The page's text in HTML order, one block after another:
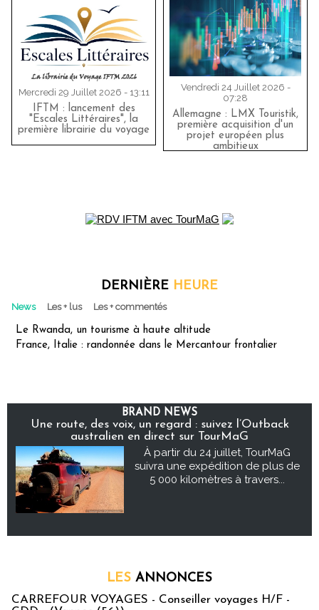
Mercredi 29 Juillet 2026 - 13:11
IFTM : lancement des
"Escales Littéraires", la
première librairie du voyage
Vendredi 24 Juillet 2026 -
07:28
Allemagne : LMX Touristik,
première acquisition d'un
projet européen plus
ambitieux
DERNIÈRE HEURE
News Les + lus Les + commentés
Le Rwanda, un tourisme à haute altitude
France, Italie : randonnée dans le Mercantour frontalier
BRAND NEWS
Une route, des voix, un regard : suivez l’Outback
australien en direct sur TourMaG
À partir du 24 juillet, TourMaG
suivra une expédition de plus de
5 000 kilomètres à travers...
LES ANNONCES
CARREFOUR VOYAGES - Conseiller voyages H/F -